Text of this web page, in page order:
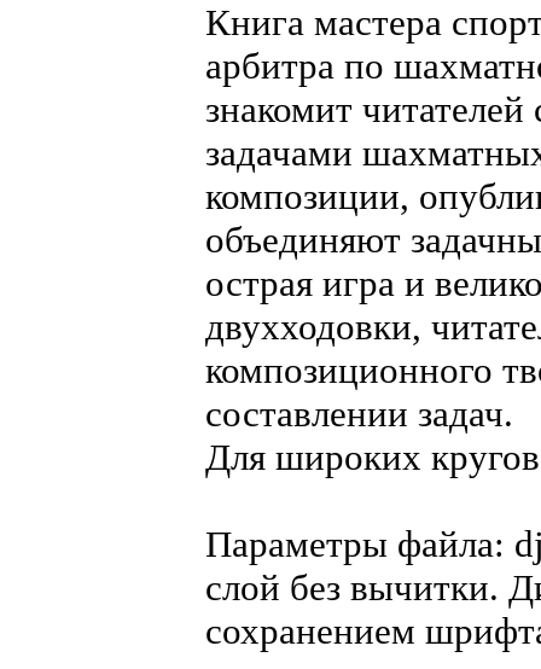
Книга мастера
арбитра по
знакомит
задачами
композиции,
объединяют
острая игра и
двухходовки,
композиционного
составлении задач.
Для широких
Параметры файла:
слой без вычитки.
сохранением